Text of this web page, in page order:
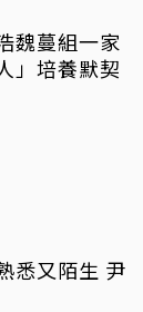
魏蔓組一家
」培養默契
悉又陌生 尹